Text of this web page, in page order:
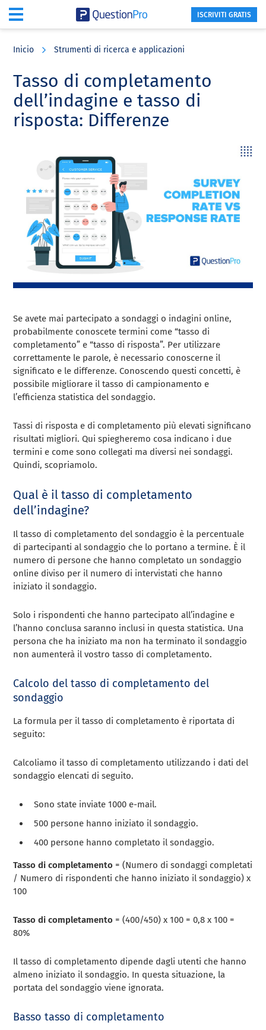
content
sidebar
ISCRIVITI GRATIS
Inicio Strumenti di ricerca e applicazioni
Tasso di completamento
dell’indagine e tasso di
risposta: Differenze
Se avete mai partecipato a sondaggi o indagini online,
probabilmente conoscete termini come “tasso di
completamento” e “tasso di risposta”. Per utilizzare
correttamente le parole, è necessario conoscerne il
significato e le differenze. Conoscendo questi concetti, è
possibile migliorare il tasso di campionamento e
l’efficienza statistica del sondaggio.
Tassi di risposta e di completamento più elevati significano
risultati migliori. Qui spiegheremo cosa indicano i due
termini e come sono collegati ma diversi nei sondaggi.
Quindi, scopriamolo.
Qual è il tasso di completamento
dell’indagine?
Il tasso di completamento del sondaggio è la percentuale
di partecipanti al sondaggio che lo portano a termine. È il
numero di persone che hanno completato un sondaggio
online diviso per il numero di intervistati che hanno
iniziato il sondaggio.
Solo i rispondenti che hanno partecipato all’indagine e
l’hanno conclusa saranno inclusi in questa statistica. Una
persona che ha iniziato ma non ha terminato il sondaggio
non aumenterà il vostro tasso di completamento.
Calcolo del tasso di completamento del
sondaggio
La formula per il tasso di completamento è riportata di
seguito:
Calcoliamo il tasso di completamento utilizzando i dati del
sondaggio elencati di seguito.
Sono state inviate 1000 e-mail.
500 persone hanno iniziato il sondaggio.
400 persone hanno completato il sondaggio.
Tasso di completamento = (Numero di sondaggi completati
/ Numero di rispondenti che hanno iniziato il sondaggio) x
100
Tasso di completamento = (400/450) x 100 = 0,8 x 100 =
80%
Il tasso di completamento dipende dagli utenti che hanno
almeno iniziato il sondaggio. In questa situazione, la
portata del sondaggio viene ignorata.
Basso tasso di completamento